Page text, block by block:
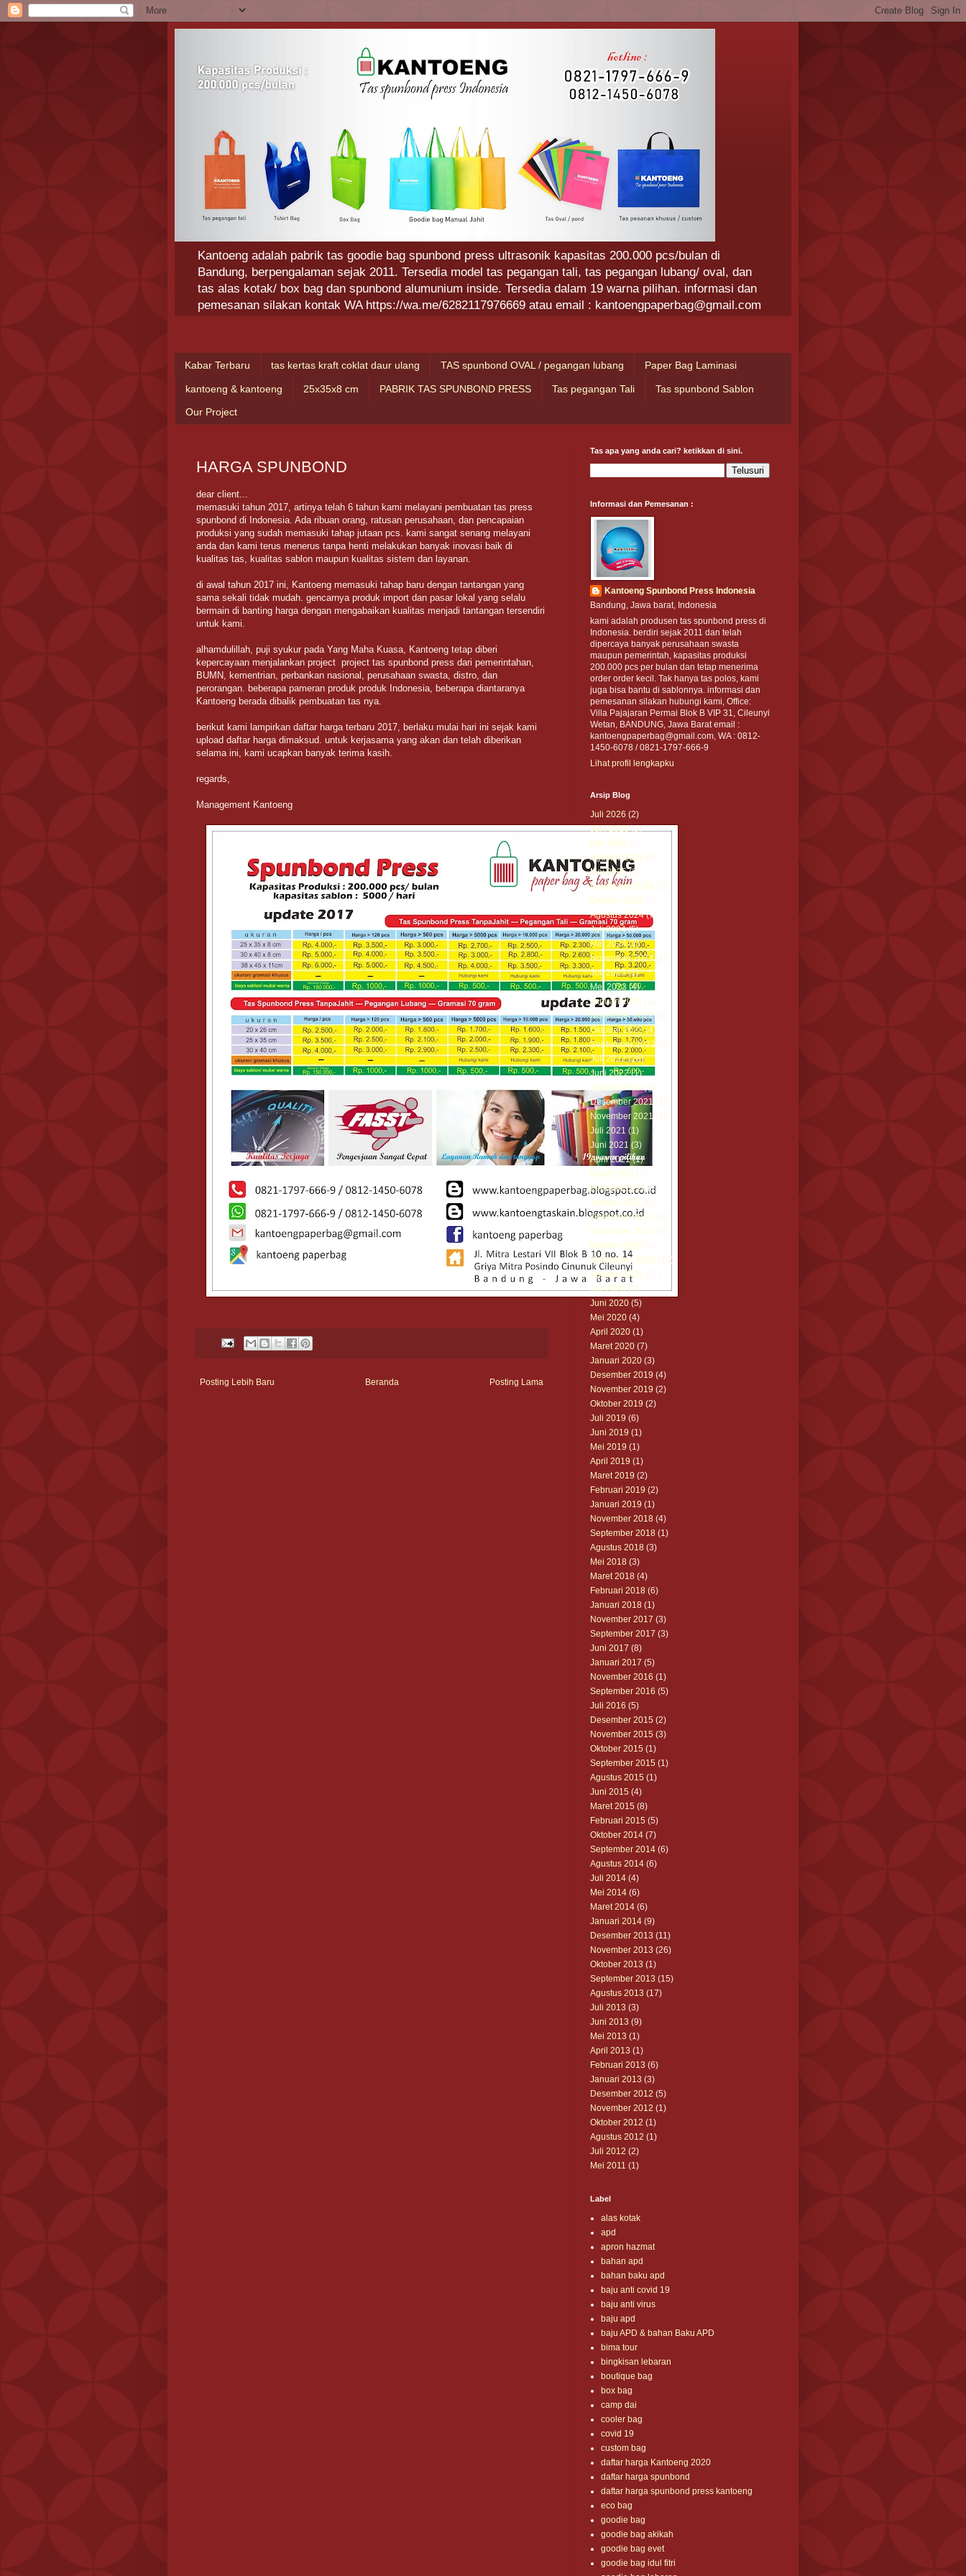
Kantoeng adalah pabrik tas goodie bag spunbond press ultrasonik kapasitas 200.000 pcs/bulan di
Bandung, berpengalaman sejak 2011. Tersedia model tas pegangan tali, tas pegangan lubang/ oval, dan
tas alas kotak/ box bag dan spunbond alumunium inside. Tersedia dalam 19 warna pilihan. informasi dan
pemesanan silakan kontak WA https://wa.me/6282117976669 atau email : kantoengpaperbag@gmail.com
Kabar Terbaru tas kertas kraft coklat daur ulang TAS spunbond OVAL / pegangan lubang Paper Bag Laminasi
kantoeng & kantoeng 25x35x8 cm PABRIK TAS SPUNBOND PRESS Tas pegangan Tali Tas spunbond Sablon
Our Project
HARGA SPUNBOND
dear client...
memasuki tahun 2017, artinya telah 6 tahun kami melayani pembuatan tas press
spunbond di Indonesia. Ada ribuan orang, ratusan perusahaan, dan pencapaian
produksi yang sudah memasuki tahap jutaan pcs. kami sangat senang melayani
anda dan kami terus menerus tanpa henti melakukan banyak inovasi baik di
kualitas tas, kualitas sablon maupun kualitas sistem dan layanan.
di awal tahun 2017 ini, Kantoeng memasuki tahap baru dengan tantangan yang
sama sekali tidak mudah. gencarnya produk import dan pasar lokal yang selalu
bermain di banting harga dengan mengabaikan kualitas menjadi tantangan tersendiri
untuk kami.
alhamdulillah, puji syukur pada Yang Maha Kuasa, Kantoeng tetap diberi
kepercayaan menjalankan project project tas spunbond press dari pemerintahan,
BUMN, kementrian, perbankan nasional, perusahaan swasta, distro, dan
perorangan. beberapa pameran produk produk Indonesia, beberapa diantaranya
Kantoeng berada dibalik pembuatan tas nya.
berikut kami lampirkan daftar harga terbaru 2017, berlaku mulai hari ini sejak kami
upload daftar harga dimaksud. untuk kerjasama yang akan dan telah diberikan
selama ini, kami ucapkan banyak terima kasih.
regards,
Management Kantoeng
Posting Lebih Baru Posting Lama
Beranda
Tas apa yang anda cari? ketikkan di sini.
Informasi dan Pemesanan :
Kantoeng Spunbond Press Indonesia
Bandung, Jawa barat, Indonesia
kami adalah produsen tas spunbond press di
Indonesia. berdiri sejak 2011 dan telah
dipercaya banyak perusahaan swasta
maupun pemerintah, kapasitas produksi
200.000 pcs per bulan dan tetap menerima
order order kecil. Tak hanya tas polos, kami
juga bisa bantu di sablonnya. informasi dan
pemesanan silakan hubungi kami, Office:
Villa Pajajaran Permai Blok B VIP 31, Cileunyi
Wetan, BANDUNG, Jawa Barat email :
kantoengpaperbag@gmail.com, WA : 0812-
1450-6078 / 0821-1797-666-9
Lihat profil lengkapku
Arsip Blog
Juli 2026 (2)
Juni 2026(9)
Mei 2026
Agustus 2025
Mei 2025(3)
November 2024
Oktober 2024
Agustus 2024(7)
Juli 2024(5)
Mei 2024(2)
November 2023(1)
Juli 2023(1)
Mei 2023 (4)
Januari 2023
November 2022(4)
Oktober 2022(4)
September 2022
Juli 2022(26)
Juni 2022(1)
Januari 2022
Desember 2021
November 2021
Juli 2021 (1)
Juni 2021 (3)
April 2021(1)
Maret 2021
Februari 2021 (1)
Januari 2021
Desember 2020
November 2020
Oktober 2020
September 2020 (10)
Agustus 2020
Juli 2020(9)
Juni 2020 (5)
Mei 2020 (4)
April 2020 (1)
Maret 2020 (7)
Januari 2020 (3)
Desember 2019 (4)
November 2019 (2)
Oktober 2019 (2)
Juli 2019 (6)
Juni 2019 (1)
Mei 2019 (1)
April 2019 (1)
Maret 2019 (2)
Februari 2019 (2)
Januari 2019 (1)
November 2018 (4)
September 2018 (1)
Agustus 2018 (3)
Mei 2018 (3)
Maret 2018 (4)
Februari 2018 (6)
Januari 2018 (1)
November 2017 (3)
September 2017 (3)
Juni 2017 (8)
Januari 2017 (5)
November 2016 (1)
September 2016 (5)
Juli 2016 (5)
Desember 2015 (2)
November 2015 (3)
Oktober 2015 (1)
September 2015 (1)
Agustus 2015 (1)
Juni 2015 (4)
Maret 2015 (8)
Februari 2015 (5)
Oktober 2014 (7)
September 2014 (6)
Agustus 2014 (6)
Juli 2014 (4)
Mei 2014 (6)
Maret 2014 (6)
Januari 2014 (9)
Desember 2013 (11)
November 2013 (26)
Oktober 2013 (1)
September 2013 (15)
Agustus 2013 (17)
Juli 2013 (3)
Juni 2013 (9)
Mei 2013 (1)
April 2013 (1)
Februari 2013 (6)
Januari 2013 (3)
Desember 2012 (5)
November 2012 (1)
Oktober 2012 (1)
Agustus 2012 (1)
Juli 2012 (2)
Mei 2011 (1)
Label
alas kotak
apd
apron hazmat
bahan apd
bahan baku apd
baju anti covid 19
baju anti virus
baju apd
baju APD & bahan Baku APD
bima tour
bingkisan lebaran
boutique bag
box bag
camp dai
cooler bag
covid 19
custom bag
daftar harga Kantoeng 2020
daftar harga spunbond
daftar harga spunbond press kantoeng
eco bag
goodie bag
goodie bag akikah
goodie bag evet
goodie bag idul fitri